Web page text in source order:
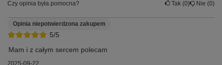
Czy opinia była pomocna?
Tak 0 Nie 0
5/5
Opinia niepotwierdzona zakupem
Mam i z całym sercem polecam
2025-09-22